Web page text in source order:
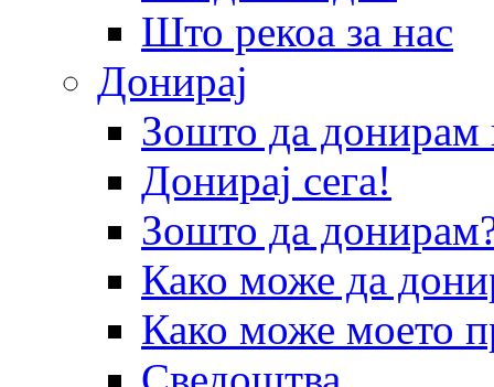
Што рекоа за нас
Донирај
Зошто да
Донирај сега!
Зошто да
Како може да
Како може моето